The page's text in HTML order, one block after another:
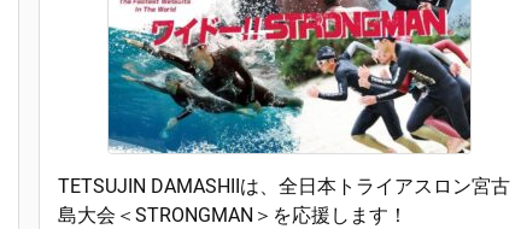
TETSUJIN DAMASHIIは、全日本トライアスロン宮古
島大会＜STRONGMAN＞を応援します！